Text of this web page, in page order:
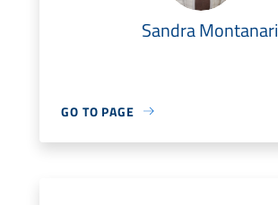
Sandra Montanari
GO TO PAGE